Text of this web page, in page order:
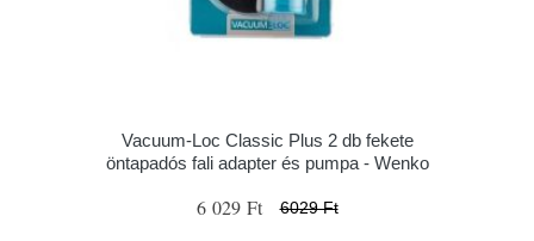
Vacuum-Loc Classic Plus 2 db fekete
öntapadós fali adapter és pumpa - Wenko
6 029 Ft 6029 Ft